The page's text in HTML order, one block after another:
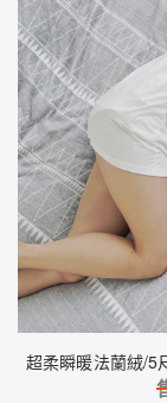
超柔瞬暖法蘭絨/5